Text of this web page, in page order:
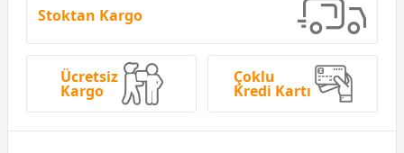
Stoktan Kargo
Ücretsiz
Kargo
Çoklu
Kredi Kartı